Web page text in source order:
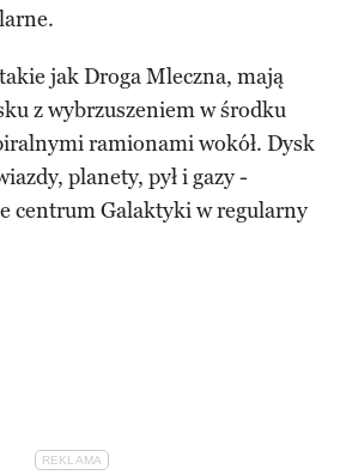
jak Droga Mleczna, mają
z wybrzuszeniem w środku
ramionami wokół. Dysk
planety, pył i gazy -
centrum Galaktyki w regularny